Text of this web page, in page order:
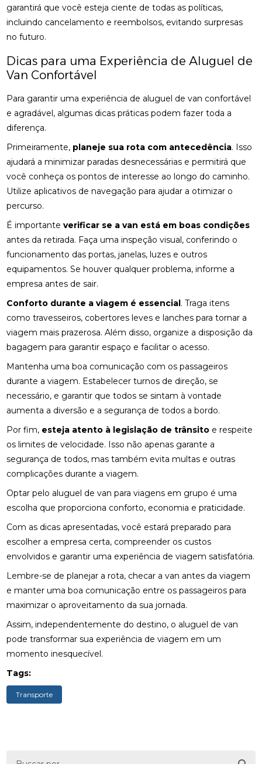
garantirá que você esteja ciente de todas as políticas,
incluindo cancelamento e reembolsos, evitando surpresas
no futuro.
Dicas para uma Experiência de Aluguel de
Van Confortável
Para garantir uma experiência de aluguel de van confortável
e agradável, algumas dicas práticas podem fazer toda a
diferença.
Primeiramente, planeje sua rota com antecedência. Isso
ajudará a minimizar paradas desnecessárias e permitirá que
você conheça os pontos de interesse ao longo do caminho.
Utilize aplicativos de navegação para ajudar a otimizar o
percurso.
É importanteverificar se a van está em boas condições
antes da retirada. Faça uma inspeção visual, conferindo o
funcionamento das portas, janelas, luzes e outros
equipamentos. Se houver qualquer problema, informe a
empresa antes de sair.
Conforto durante a viagem é essencial. Traga itens
como travesseiros, cobertores leves e lanches para tornar a
viagem mais prazerosa. Além disso, organize a disposição da
bagagem para garantir espaço e facilitar o acesso.
Mantenha uma boa comunicação com os passageiros
durante a viagem. Estabelecer turnos de direção, se
necessário, e garantir que todos se sintam à vontade
aumenta a diversão e a segurança de todos a bordo.
Por fim, esteja atento à legislação de trânsito e respeite
os limites de velocidade. Isso não apenas garante a
segurança de todos, mas também evita multas e outras
complicações durante a viagem.
Optar pelo aluguel de van para viagens em grupo é uma
escolha que proporciona conforto, economia e praticidade.
Com as dicas apresentadas, você estará preparado para
escolher a empresa certa, compreender os custos
envolvidos e garantir uma experiência de viagem satisfatória.
Lembre-se de planejar a rota, checar a van antes da viagem
e manter uma boa comunicação entre os passageiros para
maximizar o aproveitamento da sua jornada.
Assim, independentemente do destino, o aluguel de van
pode transformar sua experiência de viagem em um
momento inesquecível.
Tags:
Transporte